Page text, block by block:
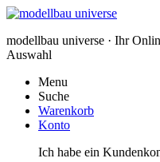
modellbau universe · Ihr
Auswahl
Menu
Suche
Warenkorb
Konto
Ich habe ein